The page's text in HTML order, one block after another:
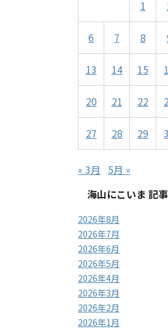
1
6 7 8
13 14 15
20 21 22
27 28 29
« 3月
5月 »
海山にこいま 記
2026年8月
2026年7月
2026年6月
2026年5月
2026年4月
2026年3月
2026年2月
2026年1月